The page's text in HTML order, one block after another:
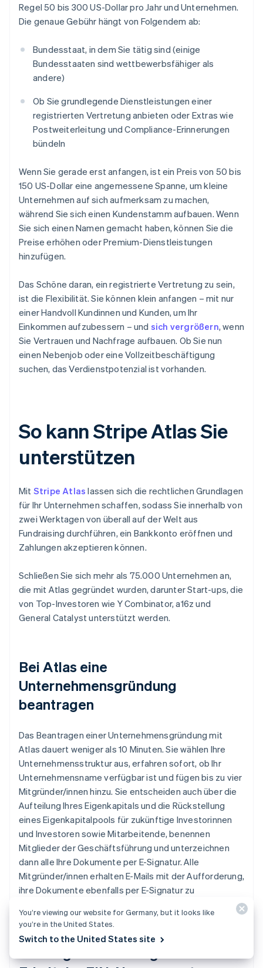
Regel 50 bis 300 US-Dollar pro Jahr und Unternehmen.
Die genaue Gebühr hängt von Folgendem ab:
Bundesstaat, in dem Sie tätig sind (einige
Bundesstaaten sind wettbewerbsfähiger als
andere)
Ob Sie grundlegende Dienstleistungen einer
registrierten Vertretung anbieten oder Extras wie
Postweiterleitung und Compliance-Erinnerungen
bündeln
Wenn Sie gerade erst anfangen, ist ein Preis von 50 bis
150 US-Dollar eine angemessene Spanne, um kleine
Unternehmen auf sich aufmerksam zu machen,
während Sie sich einen Kundenstamm aufbauen. Wenn
Sie sich einen Namen gemacht haben, können Sie die
Preise erhöhen oder Premium-Dienstleistungen
hinzufügen.
Das Schöne daran, ein registrierte Vertretung zu sein,
ist die Flexibilität. Sie können klein anfangen – mit nur
einer Handvoll Kundinnen und Kunden, um Ihr
Einkommen aufzubessern – und sich vergrößern, wenn
Sie Vertrauen und Nachfrage aufbauen. Ob Sie nun
einen Nebenjob oder eine Vollzeitbeschäftigung
suchen, das Verdienstpotenzial ist vorhanden.
So kann Stripe Atlas Sie
unterstützen
Mit Stripe Atlas lassen sich die rechtlichen Grundlagen
für Ihr Unternehmen schaffen, sodass Sie innerhalb von
zwei Werktagen von überall auf der Welt aus
Fundraising durchführen, ein Bankkonto eröffnen und
Zahlungen akzeptieren können.
Schließen Sie sich mehr als 75.000 Unternehmen an,
die mit Atlas gegründet wurden, darunter Start-ups, die
von Top-Investoren wie Y Combinator, a16z und
General Catalyst unterstützt werden.
Bei Atlas eine
Unternehmensgründung
beantragen
Das Beantragen einer Unternehmensgründung mit
Atlas dauert weniger als 10 Minuten. Sie wählen Ihre
Unternehmensstruktur aus, erfahren sofort, ob Ihr
Unternehmensname verfügbar ist und fügen bis zu vier
Mitgründer/innen hinzu. Sie entscheiden auch über die
Aufteilung Ihres Eigenkapitals und die Rückstellung
eines Eigenkapitalpools für zukünftige Investorinnen
und Investoren sowie Mitarbeitende, benennen
Mitglieder der Geschäftsführung und unterzeichnen
dann alle Ihre Dokumente per E-Signatur. Alle
Mitgründer/innen erhalten E-Mails mit der Aufforderung,
ihre Dokumente ebenfalls per E-Signatur zu
You’re viewing our website for Germany, but it looks like
you’re in the United States.
Switch to the United States site